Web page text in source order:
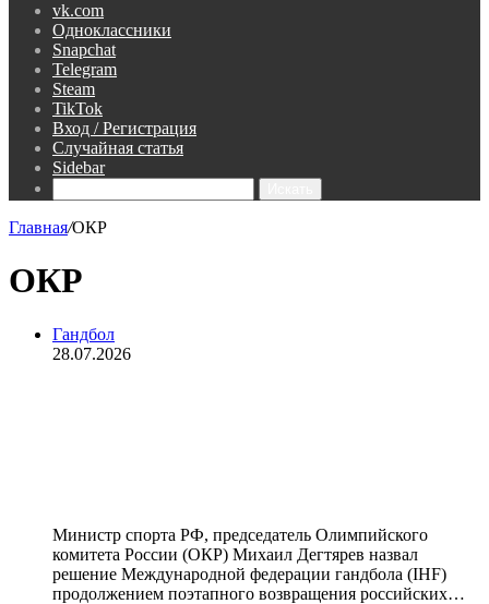
vk.com
Одноклассники
Snapchat
Telegram
Steam
TikTok
Вход / Регистрация
Случайная статья
Sidebar
Главная/ОКР
ОКР
Гандбол
28.07.2026
Министр спорта РФ, председатель Олимпийского
комитета России (ОКР) Михаил Дегтярев назвал
решение Международной федерации гандбола (IHF)
продолжением поэтапного возвращения российских…